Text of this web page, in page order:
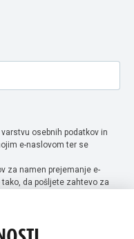
osebnih podatkov in
e-naslovom ter se
za namen prejemanje e-
da pošljete zahtevo za